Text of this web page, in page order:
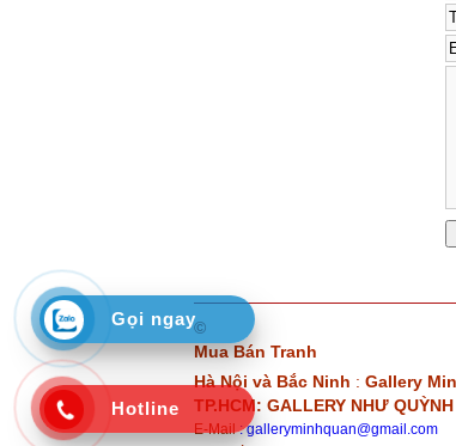
©
Mua Bán Tranh
Hà Nội và Bắc Ninh : Gallery
TP.HCM: GALLERY NHƯ
E-Mail:galleryminhquan@gmail.com
Gọi ngay
Hotline